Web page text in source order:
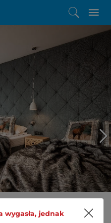
wygasła, jednak